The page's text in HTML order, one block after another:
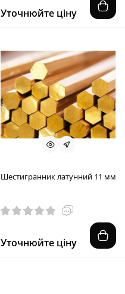
Уточнюйте ціну
Шестигранник латунний 11 мм
Уточнюйте ціну